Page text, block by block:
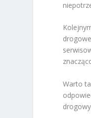
Warto